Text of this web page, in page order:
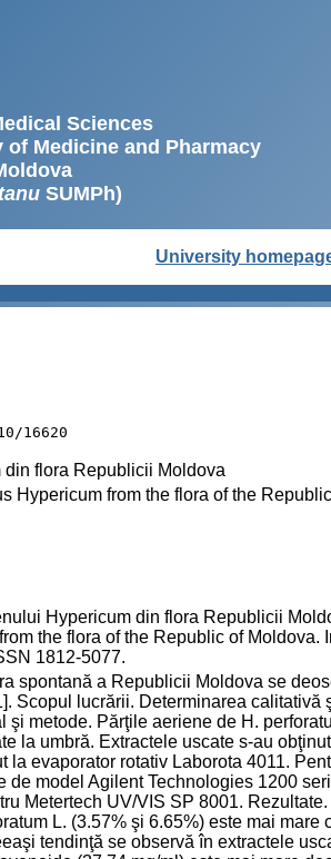
Sciences
Medicine and Pharmacy
SUMPh)
University
16620
flora Republicii Moldova
Hypericum from the flora of the
Hypericum din flora Republicii
the flora of the Republic of Moldova.
1812-5077.
spontană a Republicii Moldova se
Scopul lucrării. Determinarea calitativă
metode. Părţile aeriene de H.
la umbră. Extractele uscate s-au
la evaporator rotativ Laborota 4011.
model Agilent Technologies 1200
Metertech UV/VIS SP 8001.
L. (3.57% şi 6.65%) este mai mare
tendinţă se observă în extractele